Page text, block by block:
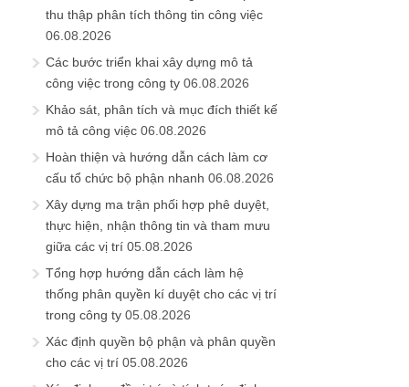
thu thập phân tích thông tin công việc
06.08.2026
Các bước triển khai xây dựng mô tả
công việc trong công ty 06.08.2026
Khảo sát, phân tích và mục đích thiết kế
mô tả công việc 06.08.2026
Hoàn thiện và hướng dẫn cách làm cơ
cấu tổ chức bộ phận nhanh 06.08.2026
Xây dựng ma trận phối hợp phê duyệt,
thực hiện, nhận thông tin và tham mưu
giữa các vị trí 05.08.2026
Tổng hợp hướng dẫn cách làm hệ
thống phân quyền kí duyệt cho các vị trí
trong công ty 05.08.2026
Xác định quyền bộ phận và phân quyền
cho các vị trí 05.08.2026